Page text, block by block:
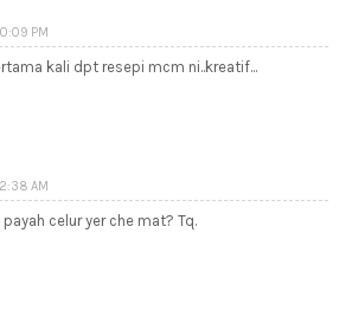
PM
kali dpt resepi mcm ni..kreatif...
AM
celur yer che mat? Tq.